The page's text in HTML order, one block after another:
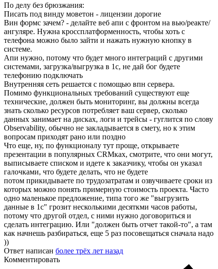
По делу без брюзжания:
Писать под винду моветон - лицензии дорогие
Вин формс зачем? - делайте веб апи с фронтом на вью/реакте/
ангуляре. Нужна кроссплатформенность, чтобы хоть с
телефона можно было зайти и нажать нужную кнопку в
системе.
Апи нужно, потому что будет много интеграций с другими
системами, загрузка/выгрузка в 1с, не дай бог будете
телефонию подключать
Внутренняя сеть решается с помощью впн сервера.
Помимо функциональных требований существуют еще
технические, должен быть мониторинг, вы должны всегда
знать сколько ресурсов потребляет ваш сервер, сколько
данных занимает на дисках, логи и трейсы - гуглится по слову
Observability, обычно не закладывается в смету, но к этим
вопросам приходят рано или поздно
Что еще, ну, по функционалу тут проще, открываете
презентации в популярных CRMках, смотрите, что они могут,
выписываете списком и идете к заказчику, чтобы он указал
галочками, что будете делать, что не будете
потом прикидываете по трудозатратам и озвучиваете сроки из
которых можно понять примерную стоимость проекта. Часто
одно маленькое предложение, типа того же "выгрузить
данные в 1с" грозит несколькими десяткми часов работы,
потому что другой отдел, с ними нужно договориться и
сделать интеграцию. Или "должен быть отчет такой-то", а там
как начнешь разбираться, еще 5 раз посовещаться сначала надо
))
Ответ написан более трёх лет назад
Комментировать